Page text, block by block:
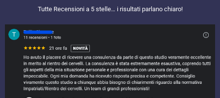
Tutte Recensioni a 5 stelle… i risultati parlano chiaro!